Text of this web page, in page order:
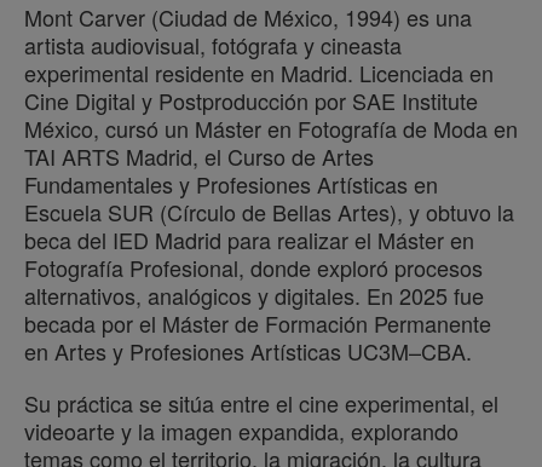
Mont Carver (Ciudad de México, 1994) es una
artista audiovisual, fotógrafa y cineasta
experimental residente en Madrid. Licenciada en
Cine Digital y Postproducción por SAE Institute
México, cursó un Máster en Fotografía de Moda en
TAI ARTS Madrid, el Curso de Artes
Fundamentales y Profesiones Artísticas en
Escuela SUR (Círculo de Bellas Artes), y obtuvo la
beca del IED Madrid para realizar el Máster en
Fotografía Profesional, donde exploró procesos
alternativos, analógicos y digitales. En 2025 fue
becada por el Máster de Formación Permanente
en Artes y Profesiones Artísticas UC3M–CBA.
Su práctica se sitúa entre el cine experimental, el
videoarte y la imagen expandida, explorando
temas como el territorio, la migración, la cultura